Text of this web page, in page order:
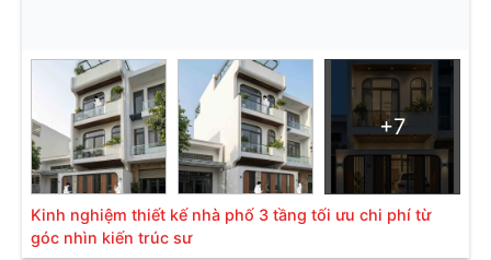
+7
Kinh nghiệm thiết kế nhà phố 3 tầng tối ưu chi phí từ
góc nhìn kiến trúc sư